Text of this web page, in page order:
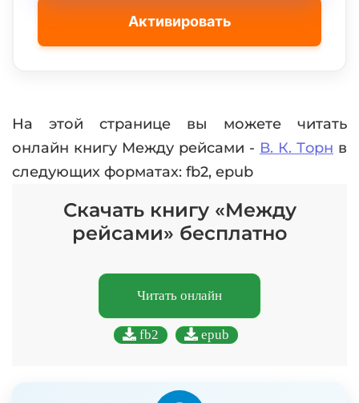
Активировать
На этой странице вы можете читать
онлайн книгу Meжду рeйсaми - В. К. Тoрн в
следующих форматах: fb2, epub
Скачать книгу «Meжду
рeйсaми» бесплатно
Читать онлайн
fb2 epub